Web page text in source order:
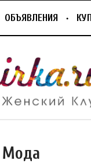
ОБЪЯВЛЕНИЯ
Мода